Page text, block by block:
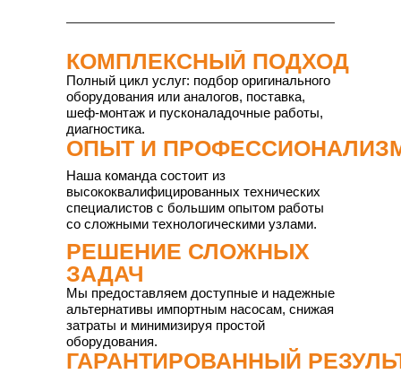
КОМПЛЕКСНЫЙ ПОДХОД
Полный цикл услуг: подбор оригинального
оборудования или аналогов, поставка,
шеф-монтаж и пусконаладочные работы,
диагностика.
ОПЫТ И
Наша команда состоит из
высококвалифицированных технических
специалистов с большим опытом работы
со сложными технологическими узлами.
РЕШЕНИЕ СЛОЖНЫХ
ЗАДАЧ
Мы предоставляем доступные и надежные
альтернативы импортным насосам, снижая
затраты и минимизируя простой
оборудования.
ГАРАНТИРОВАННЫЙ